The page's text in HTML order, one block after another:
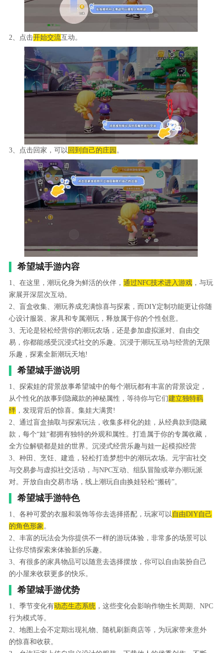
2、点击开始交流互动。
3、点击回家，可以 回到自己的庄园 。
希望城手游内容
1、在这里，潮玩化身为鲜活的伙伴， 通过NFC技术进入游戏，与玩
家展开深层次互动。
2、盲盒收集、潮玩养成充满惊喜与探素，而DIY定制功能更让你随
心设计服装、家具和专属潮玩，释放属于你的个性创意。
3、无论是轻松经营你的潮玩农场，还是参加虚拟派对、自由交
易，你都能感受沉浸式社交的乐趣。沉浸于潮玩互动与经营的无限
乐趣，探素全新潮玩天地!
希望城手游说明
1、探索娃的背景故事希望城中的每个潮玩都有丰富的背景设定，
从个性化的故事到隐藏款的神秘属性，等待你与它们建立独特羁
绊，发现背后的惊喜。集娃大满贯!
2、通过盲盒抽取与探索玩法，收集多样化的娃，从经典款到隐藏
款，每个“娃“都拥有独特的外观和属性。打造属于你的专属收藏，
全方位解锁都是娃的世界。沉浸式经营乐趣与娃一起模拟经营
3、种田、烹饪、建造，轻松打造梦想中的潮玩农场。元宇宙社交
与交易参与虚拟社交活动，与NPC互动、组队冒险或举办潮玩派
对。开放自由交易市场，线上潮玩自由换娃轻松“搬砖”。
希望城手游特色
1、各种可爱的衣服和装饰等你去选择搭配，玩家可以 自由DIY自己
的角色形象。
2、丰富的玩法会为你提供不一样的游玩体验，非常多的场景可以
让你尽情探索来体验新的乐趣。
3、有很多的家具物品可以随意去选择摆放，你可以自由装扮自己
的小屋来收获更多的快乐。
希望城手游优势
1、季节变化有动态生态系统，这些变化会影响作物生长周期、NPC
行为模式等。
2、地图上会不定期出现礼物、随机刷新商店等，为玩家带来意外
的惊喜和收获。